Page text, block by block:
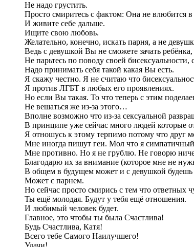
Не надо грустить.
Просто смиритесь с фактом: Она не влюбится
И живите себе дальше.
Ищите свою любовь.
Желательно, конечно, искать парня, а не
Ведь с девушкой Вы не сможете зачать
Не парьтесь по поводу своей
Надо принимать себя такой какая Вы есть.
Я скажу честно. Я не считаю что
Я против ЛГБТ в любых его проявлениях.
Но если Вы такая. То что теперь с этим
Не вешаться же из-за этого…
Вполне возможно что из-за сексуальной
В принципе уже сейчас много людей которые
Я отношусь к этому терпимо потому что друг
Мне иногда пишут геи. Мол что я симпатичный
Мне противно. Но я не грублю. Не говорю
Благодарю их за внимание (которое мне не
В общем в будущем может и с девушкой будешь
Может с парнем.
Но сейчас просто смирись с тем что ответных
Ты ещё молодая. Будут у тебя ещё отношения.
И любимый человек будет.
Главное, это чтобы ты была Счастлива!
Будь Счастлива, Катя!
Всего тебе Самого Наилучшего!
Удачи!